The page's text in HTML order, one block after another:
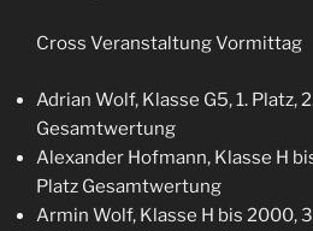
Cross Veranstaltung Vormittag
Adrian Wolf, Klasse G5, 1. Platz,
Gesamtwertung
Alexander Hofmann, Klasse H
Platz Gesamtwertung
Armin Wolf, Klasse H bis 2000,